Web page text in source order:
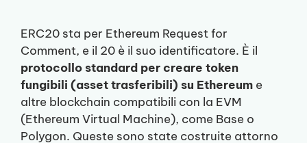
ERC20 sta per Ethereum Request for
Comment, e il 20 è il suo identificatore. È il
protocollo standard per creare token
fungibili (asset trasferibili) su Ethereum e
altre blockchain compatibili con la EVM
(Ethereum Virtual Machine), come Base o
Polygon. Queste sono state costruite attorno